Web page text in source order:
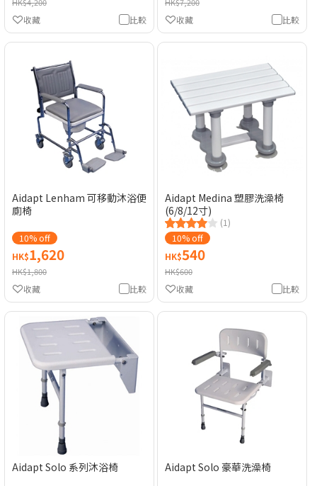
比較
收藏 比較
收藏
Aidapt Lenham 可移動沐浴便
廁椅
10% off
HK$1,620
HK$1,800
比較
收藏
Aidapt Medina 塑膠洗澡椅
(6/8/12寸)
(1)
10% off
HK$540
HK$600
比較
收藏
Aidapt Solo 系列沐浴椅 Aidapt Solo 豪華洗澡椅